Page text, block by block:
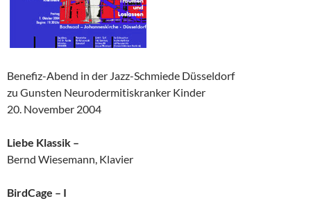
Benefiz-Abend in der Jazz-Schmiede Düsseldorf
zu Gunsten Neurodermitiskranker Kinder
20. November 2004
Liebe Klassik –
Bernd Wiesemann, Klavier
BirdCage – I